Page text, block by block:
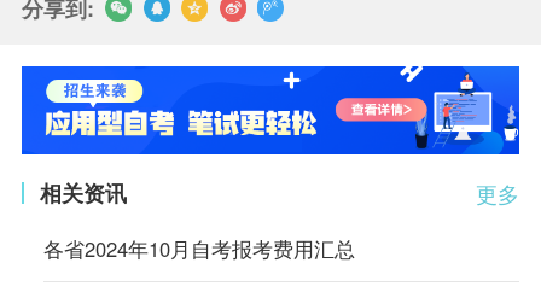
分享到:
更多
相关资讯
各省2024年10月自考报考费用汇总